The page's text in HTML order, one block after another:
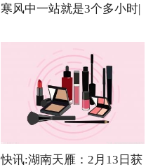
寒风中一站就是3个多小时|
快讯:湖南天雁：2月13日获